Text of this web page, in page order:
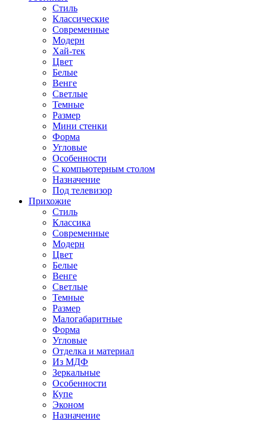
Стиль
Классические
Современные
Модерн
Хай-тек
Цвет
Белые
Венге
Светлые
Темные
Размер
Мини стенки
Форма
Угловые
Особенности
С компьютерным столом
Назначение
Под телевизор
Прихожие
Стиль
Классика
Современные
Модерн
Цвет
Белые
Венге
Светлые
Темные
Размер
Малогабаритные
Форма
Угловые
Отделка и материал
Из МДФ
Зеркальные
Особенности
Купе
Эконом
Назначение